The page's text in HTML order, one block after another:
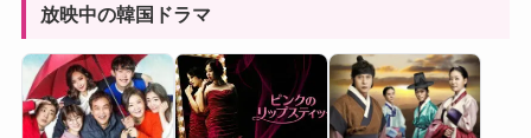
放映中の韓国ドラマ